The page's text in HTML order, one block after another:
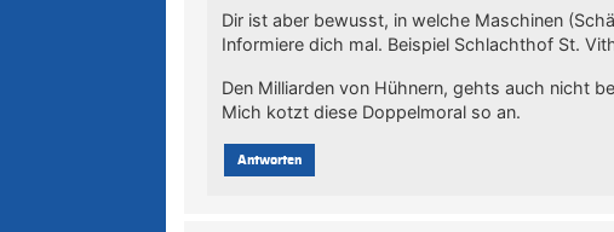
Dir ist aber bewusst, in welche Maschinen
Informiere dich mal. Beispiel Schlachthof St.
Den Milliarden von Hühnern, gehts auch nicht
Mich kotzt diese Doppelmoral so an.
Antworten